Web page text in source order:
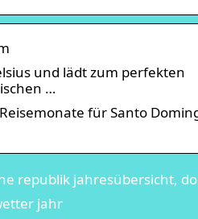
und lädt zum perfekten
…
für Santo
republik jahresübersicht,
jahr